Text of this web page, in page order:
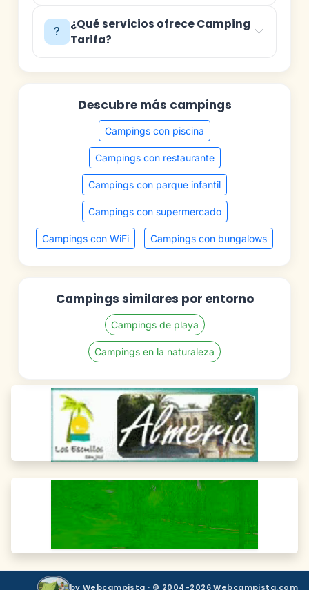
¿Qué servicios ofrece Camping
Tarifa?
Descubre más campings
Campings con piscina
Campings con restaurante
Campings con parque infantil
Campings con supermercado
Campings con WiFi Campings con bungalows
Campings similares por entorno
Campings de playa
Campings en la naturaleza
by Webcampista · © 2004-2026 Webcampista.com